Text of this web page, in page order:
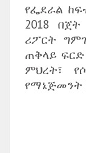
የፌደራል
2018
ሪፖርት
ጠቅላይ
ምህረት፣
የማኔጅመንት